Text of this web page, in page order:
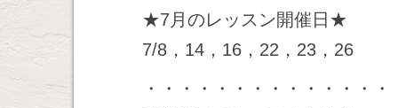
★7月のレッスン開催日★
7/8，14，16，22，23，26
・・・・・・・・・・・・・・